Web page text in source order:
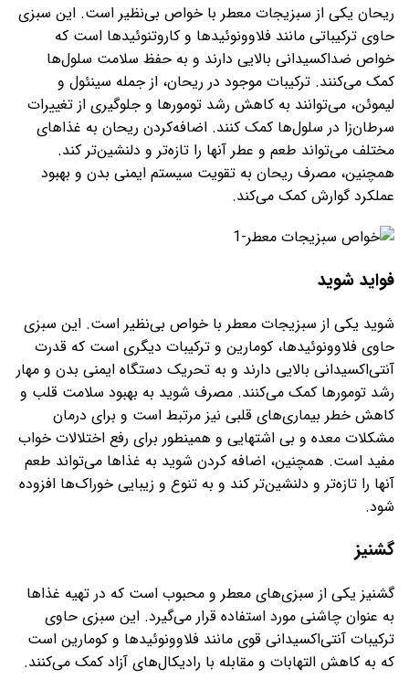
ریحان یکی از سبزیجات معطر با خواص بی‌نظیر است. این سبزی
حاوی ترکیباتی مانند فلاوونوئیدها و کاروتنوئیدها است که
خواص ضد‌اکسیدانی بالایی دارند و به حفظ سلامت سلول‌ها
کمک می‌کنند. ترکیبات موجود در ریحان، از جمله سینئول و
لیموئن، می‌توانند به کاهش رشد تومورها و جلوگیری از تغییرات
سرطان‌زا در سلول‌ها کمک کنند. اضافه‌کردن ریحان به غذاهای
مختلف می‌تواند طعم و عطر آنها را تازه‌تر و دلنشین‌تر کند.
همچنین، مصرف ریحان به تقویت سیستم ایمنی بدن و بهبود
عملکرد گوارش کمک می‌کند.
فواید شوید
شوید یکی از سبزیجات معطر با خواص بی‌نظیر است. این سبزی
حاوی فلاوونوئیدها، کومارین و ترکیبات دیگری است که قدرت
آنتی‌اکسیدانی بالایی دارند و به تحریک دستگاه ایمنی بدن و مهار
رشد تومورها کمک می‌کنند. مصرف شوید به بهبود سلامت قلب و
کاهش خطر بیماری‌های قلبی نیز مرتبط است و برای درمان
مشکلات معده و بی اشتهایی و همینطور برای رفع اختلالات خواب‌
مفید است. همچنین، اضافه کردن شوید به غذاها می‌تواند طعم
آنها را تازه‌تر و دلنشین‌تر کند و به تنوع و زیبایی خوراک‌ها افزوده
شود.
گشنیز
گشنیز یکی از سبزی‌های معطر و محبوب است که در تهیه غذاها
به عنوان چاشنی مورد استفاده قرار می‌گیرد. این سبزی حاوی
ترکیبات آنتی‌اکسیدانی قوی مانند فلاوونوئیدها و کومارین است
که به کاهش التهابات و مقابله با رادیکال‌های آزاد کمک می‌کنند.